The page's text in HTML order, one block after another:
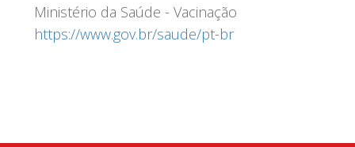
Ministério da Saúde - Vacinação
https://www.gov.br/saude/pt-br